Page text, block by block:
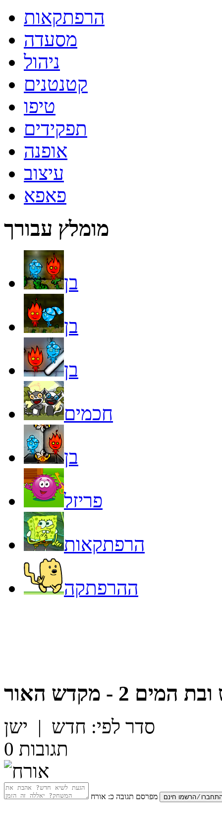
הרפתקאות
מסעדה
ניהול
קטנטנים
טיפו
תפקידים
אופנה
עיצוב
פאפא
מומלץ עבורך
בן
בן
בן
חכמים
בן
פריזל
הרפתקאות
ההרפתקה
2 - מקדש האור
סדר לפי: חדש | ישן
0 תגובות
מפרסם תגובה כ: אורח